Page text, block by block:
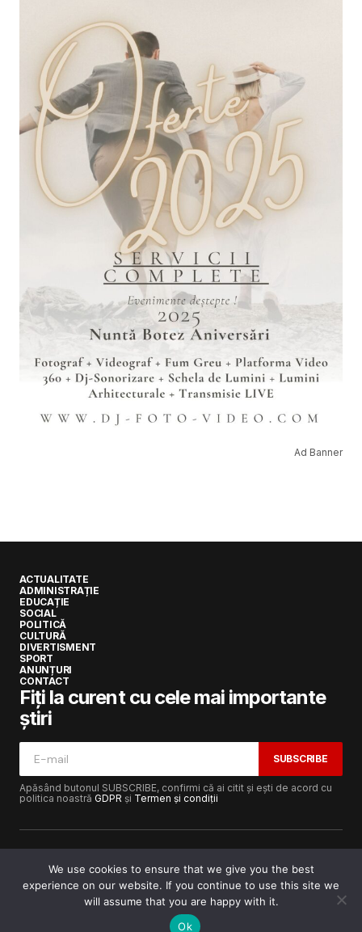
Ad Banner
ACTUALITATE
ADMINISTRAȚIE
EDUCAȚIE
SOCIAL
POLITICĂ
CULTURĂ
DIVERTISMENT
SPORT
ANUNȚURI
CONTACT
Fiți la curent cu cele mai importante
știri
SUBSCRIBE
Apăsând butonul SUBSCRIBE, confirmi că ai citit și ești de acord cu
politica noastră GDPR și Termen și condiții
Copyright © 2017-2025Lugojeanul.ro· Toate drepturile
rezervate · Dezvoltat dePower Media FX
We use cookies to ensure that we give you the best
experience on our website. If you continue to use this site we
will assume that you are happy with it.
Ok